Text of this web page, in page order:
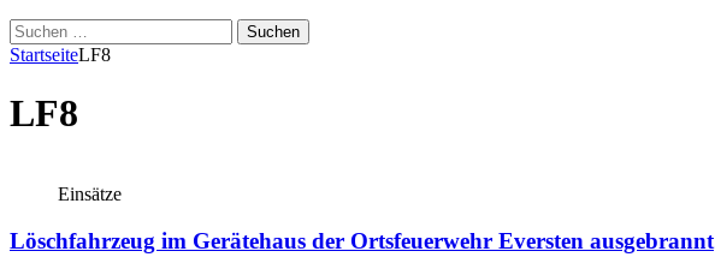
Suchen
nach:
StartseiteLF8
LF8
Einsätze
Löschfahrzeug im Gerätehaus der Ortsfeuerwehr Eversten ausgebrannt